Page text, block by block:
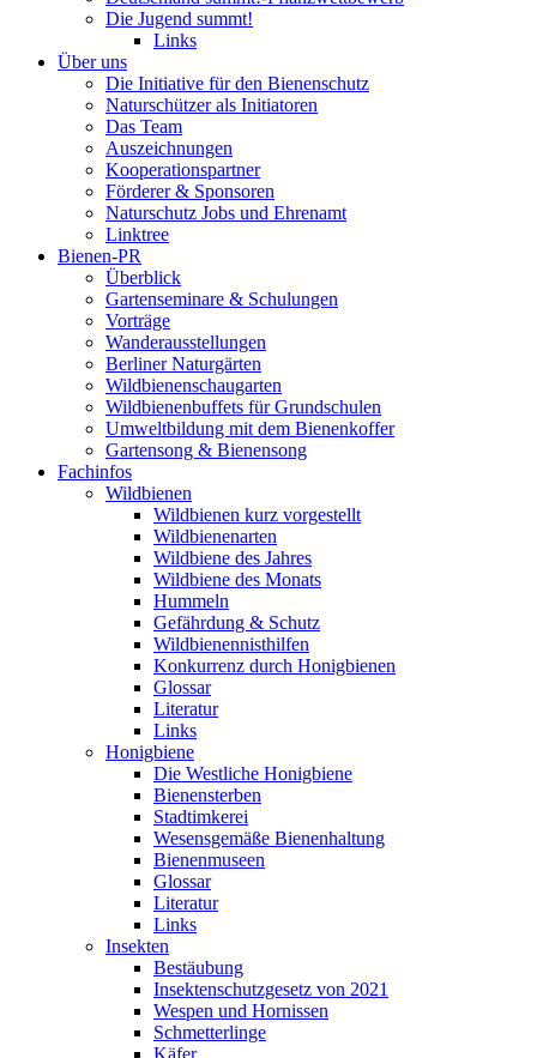
Die Jugend summt!
Links
Über uns
Die Initiative für den Bienenschutz
Naturschützer als Initiatoren
Das Team
Auszeichnungen
Kooperationspartner
Förderer & Sponsoren
Naturschutz Jobs und Ehrenamt
Linktree
Bienen-PR
Überblick
Gartenseminare & Schulungen
Vorträge
Wanderausstellungen
Berliner Naturgärten
Wildbienenschaugarten
Wildbienenbuffets für Grundschulen
Umweltbildung mit dem Bienenkoffer
Gartensong & Bienensong
Fachinfos
Wildbienen
Wildbienen kurz vorgestellt
Wildbienenarten
Wildbiene des Jahres
Wildbiene des Monats
Hummeln
Gefährdung & Schutz
Wildbienennisthilfen
Konkurrenz durch Honigbienen
Glossar
Literatur
Links
Honigbiene
Die Westliche Honigbiene
Bienensterben
Stadtimkerei
Wesensgemäße Bienenhaltung
Bienenmuseen
Glossar
Literatur
Links
Insekten
Bestäubung
Insektenschutzgesetz von 2021
Wespen und Hornissen
Schmetterlinge
Käfer